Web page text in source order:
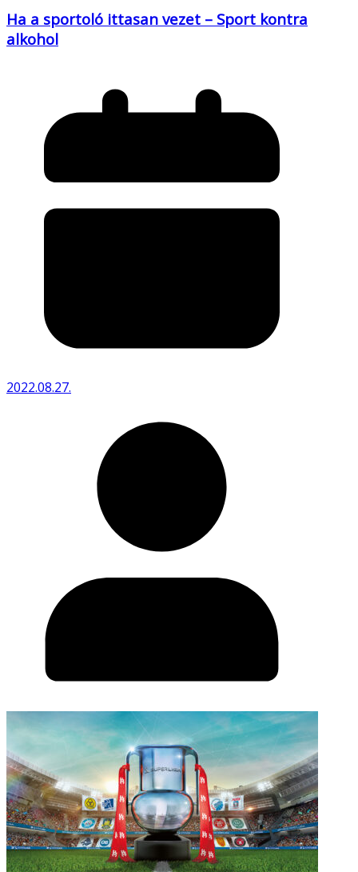
Ha a sportoló ittasan vezet – Sport kontra
alkohol
2022.08.27.